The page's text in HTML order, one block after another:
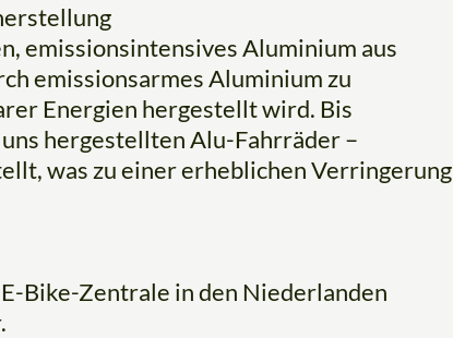
emissionsintensives Aluminium aus
emissionsarmes Aluminium zu
Energien hergestellt wird. Bis
hergestellten Alu-Fahrräder –
was zu einer erheblichen Verringerung
Bike-Zentrale in den Niederlanden